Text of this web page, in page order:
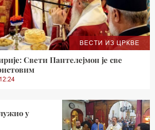
ВЕСТИ ИЗ ЦРКВЕ
Свети Пантелејмон је све
у